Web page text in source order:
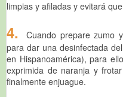
limpias y afiladas y evitará
4.
Cuando prepare zumo
para dar una desinfectada
en Hispanoamérica), para
exprimida de naranja y
finalmente enjuague.